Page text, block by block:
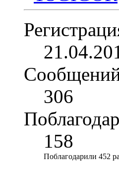
306
158
Поблагодарили 452